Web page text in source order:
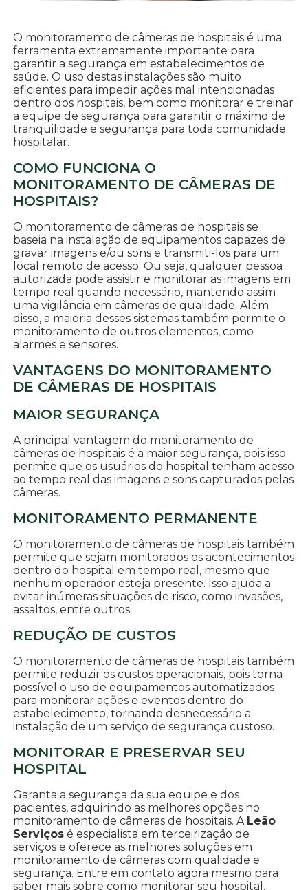
O monitoramento de câmeras de hospitais é uma
ferramenta extremamente importante para
garantir a segurança em estabelecimentos de
saúde. O uso destas instalações são muito
eficientes para impedir ações mal intencionadas
dentro dos hospitais, bem como monitorar e treinar
a equipe de segurança para garantir o máximo de
tranquilidade e segurança para toda comunidade
hospitalar.
COMO FUNCIONA O
MONITORAMENTO DE CÂMERAS DE
HOSPITAIS?
O monitoramento de câmeras de hospitais se
baseia na instalação de equipamentos capazes de
gravar imagens e/ou sons e transmiti-los para um
local remoto de acesso. Ou seja, qualquer pessoa
autorizada pode assistir e monitorar as imagens em
tempo real quando necessário, mantendo assim
uma vigilância em câmeras de qualidade. Além
disso, a maioria desses sistemas também permite o
monitoramento de outros elementos, como
alarmes e sensores.
VANTAGENS DO MONITORAMENTO
DE CÂMERAS DE HOSPITAIS
MAIOR SEGURANÇA
A principal vantagem do monitoramento de
câmeras de hospitais é a maior segurança, pois isso
permite que os usuários do hospital tenham acesso
ao tempo real das imagens e sons capturados pelas
câmeras.
MONITORAMENTO PERMANENTE
O monitoramento de câmeras de hospitais também
permite que sejam monitorados os acontecimentos
dentro do hospital em tempo real, mesmo que
nenhum operador esteja presente. Isso ajuda a
evitar inúmeras situações de risco, como invasões,
assaltos, entre outros.
REDUÇÃO DE CUSTOS
O monitoramento de câmeras de hospitais também
permite reduzir os custos operacionais, pois torna
possível o uso de equipamentos automatizados
para monitorar ações e eventos dentro do
estabelecimento, tornando desnecessário a
instalação de um serviço de segurança custoso.
MONITORAR E PRESERVAR SEU
HOSPITAL
Garanta a segurança da sua equipe e dos
pacientes, adquirindo as melhores opções no
monitoramento de câmeras de hospitais. A Leão
Serviços é especialista em terceirização de
serviços e oferece as melhores soluções em
monitoramento de câmeras com qualidade e
segurança. Entre em contato agora mesmo para
saber mais sobre como monitorar seu hospital.